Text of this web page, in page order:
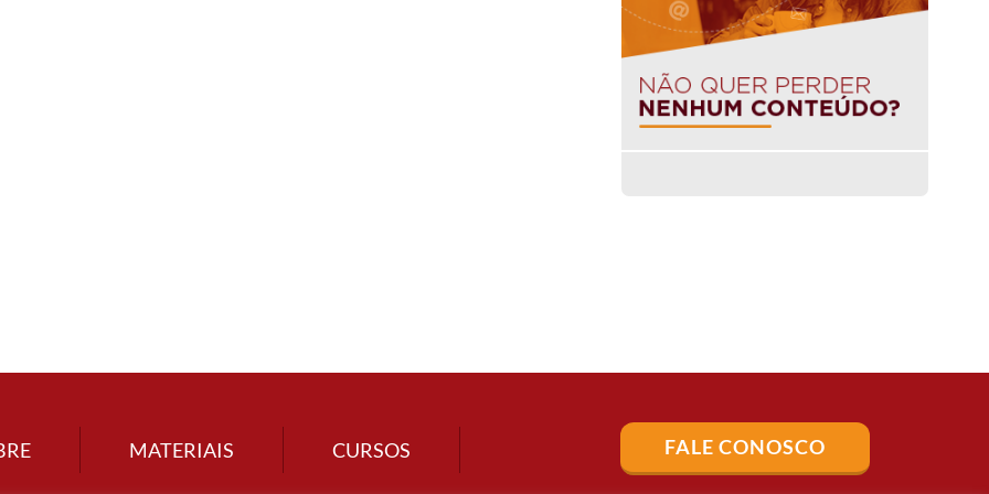
MATERIAIS CURSOS FALE CONOSCO